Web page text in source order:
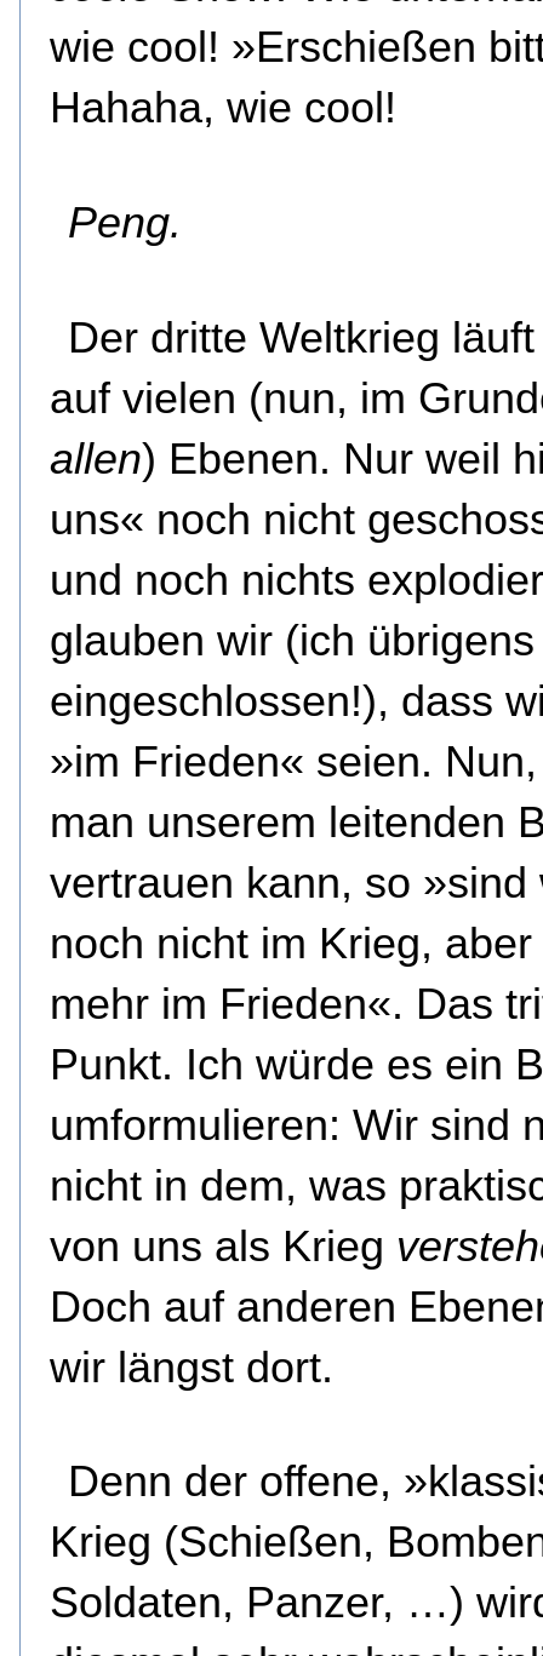
wie cool! »Erschießen
Hahaha, wie cool!
Peng.
Der dritte Weltkrieg
auf vielen (nun, im
allen) Ebenen. Nur weil
uns« noch nicht
und noch nichts
glauben wir (ich übrigens
eingeschlossen!), dass
»im Frieden« seien.
man unserem leitenden
vertrauen kann, so »sind
noch nicht im Krieg,
mehr im Frieden«. Das
Punkt. Ich würde es ein
umformulieren: Wir sind
nicht in dem, was
von uns als Krieg
Doch auf anderen
wir längst dort.
Denn der offene,
Krieg (Schießen,
Soldaten, Panzer, …)